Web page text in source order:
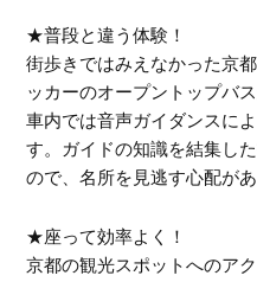
★普段と違う体験！
街歩きではみえなかった京
ッカーのオープントップバ
車内では音声ガイダンスに
す。ガイドの知識を結集し
ので、名所を見逃す心配があ
★座って効率よく！
京都の観光スポットへのア